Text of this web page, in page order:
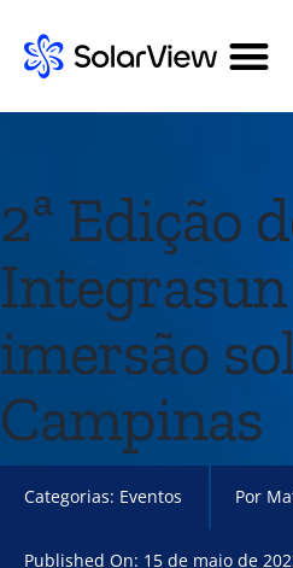
2ª Edição
imersão
Campinas
Categorias: Eventos Por
Published On: 15 de maio de